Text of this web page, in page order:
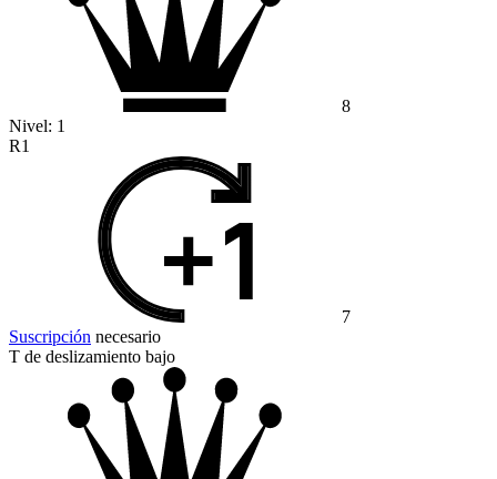
8
Nivel: 1
R1
7
Suscripción necesario
T de deslizamiento bajo